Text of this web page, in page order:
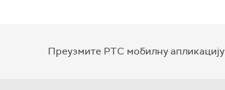
Преузмите РТС мобилну апликацију